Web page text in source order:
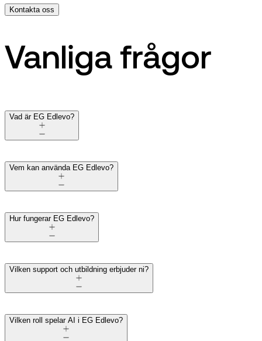
Kontakta oss
Vanliga frågor
Vad är EG Edlevo?
Vem kan använda EG Edlevo?
Hur fungerar EG Edlevo?
Vilken support och utbildning erbjuder ni?
Vilken roll spelar AI i EG Edlevo?